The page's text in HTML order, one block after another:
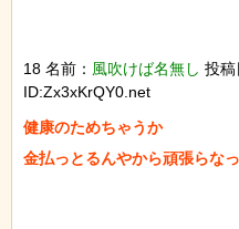
18 名前： 風吹けば名無し 投
ID:Zx3xKrQY0.net
健康のためちゃうか
金払っとるんやから頑張らな